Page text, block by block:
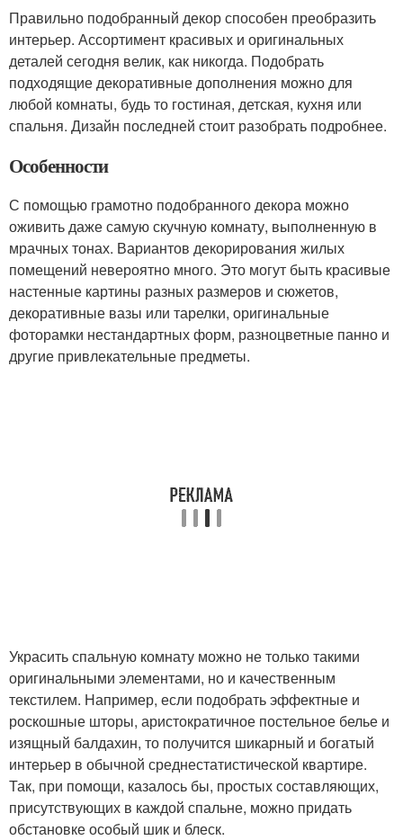
Правильно подобранный декор способен преобразить
интерьер. Ассортимент красивых и оригинальных
деталей сегодня велик, как никогда. Подобрать
подходящие декоративные дополнения можно для
любой комнаты, будь то гостиная, детская, кухня или
спальня. Дизайн последней стоит разобрать подробнее.
Особенности
С помощью грамотно подобранного декора можно
оживить даже самую скучную комнату, выполненную в
мрачных тонах. Вариантов декорирования жилых
помещений невероятно много. Это могут быть красивые
настенные картины разных размеров и сюжетов,
декоративные вазы или тарелки, оригинальные
фоторамки нестандартных форм, разноцветные панно и
другие привлекательные предметы.
Украсить спальную комнату можно не только такими
оригинальными элементами, но и качественным
текстилем. Например, если подобрать эффектные и
роскошные шторы, аристократичное постельное белье и
изящный балдахин, то получится шикарный и богатый
интерьер в обычной среднестатистической квартире.
Так, при помощи, казалось бы, простых составляющих,
присутствующих в каждой спальне, можно придать
обстановке особый шик и блеск.